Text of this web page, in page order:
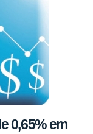
0,65% em